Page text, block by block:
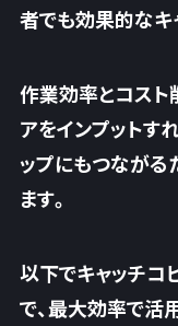
者でも効果的なキ
作業効率とコスト
アをインプットす
ップにもつながる
ます。
以下でキャッチ
で、最大効率で活